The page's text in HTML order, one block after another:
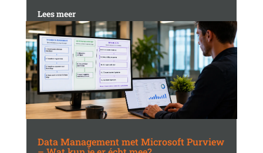
Lees meer
Data Management met Microsoft Purview